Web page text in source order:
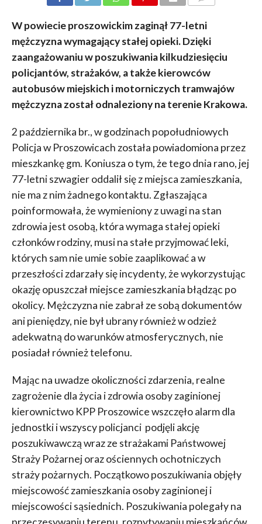
W powiecie proszowickim zaginął 77-letni
mężczyzna wymagający stałej opieki. Dzięki
zaangażowaniu w poszukiwania kilkudziesięciu
policjantów, strażaków, a także kierowców
autobusów miejskich i motorniczych tramwajów
mężczyzna został odnaleziony na terenie Krakowa.
2 października br., w godzinach popołudniowych
Policja w Proszowicach została powiadomiona przez
mieszkankę gm. Koniusza o tym, że tego dnia rano, jej
77-letni szwagier oddalił się z miejsca zamieszkania,
nie ma z nim żadnego kontaktu. Zgłaszająca
poinformowała, że wymieniony z uwagi na stan
zdrowia jest osobą, która wymaga stałej opieki
członków rodziny, musi na stałe przyjmować leki,
których sam nie umie sobie zaaplikować a w
przeszłości zdarzały się incydenty, że wykorzystując
okazję opuszczał miejsce zamieszkania błądząc po
okolicy. Mężczyzna nie zabrał ze sobą dokumentów
ani pieniędzy, nie był ubrany również w odzież
adekwatną do warunków atmosferycznych, nie
posiadał również telefonu.
Mając na uwadze okoliczności zdarzenia, realne
zagrożenie dla życia i zdrowia osoby zaginionej
kierownictwo KPP Proszowice wszczęło alarm dla
jednostki i wszyscy policjanci podjęli akcję
poszukiwawczą wraz ze strażakami Państwowej
Straży Pożarnej oraz ościennych ochotniczych
straży pożarnych. Początkowo poszukiwania objęły
miejscowość zamieszkania osoby zaginionej i
miejscowości sąsiednich. Poszukiwania polegały na